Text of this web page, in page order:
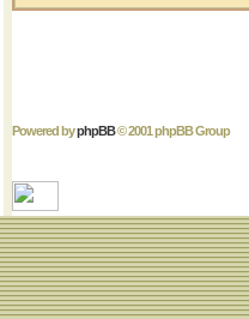
Powered byphpBB© 2001 phpBB Group